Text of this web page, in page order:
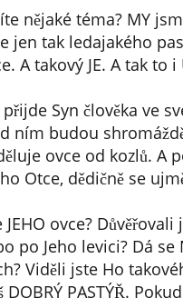
nějaké téma? MY
jen tak ledajakého
A takový JE. A tak to
přijde Syn člověka ve
ním budou
ovce od kozlů. A
Otce, dědičně se
JEHO ovce?
po Jeho levici? Dá
Viděli jste Ho
DOBRÝ PASTÝŘ.